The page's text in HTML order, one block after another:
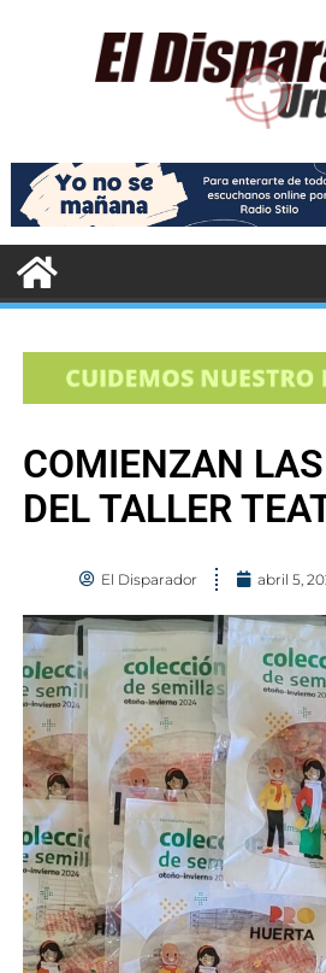
COMIENZAN
DEL TALLER
El Disparador abril 5,